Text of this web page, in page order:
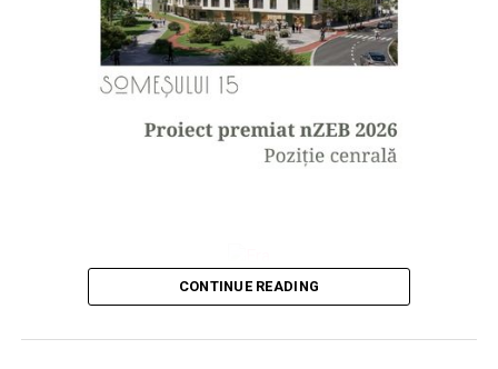
CONTINUE READING